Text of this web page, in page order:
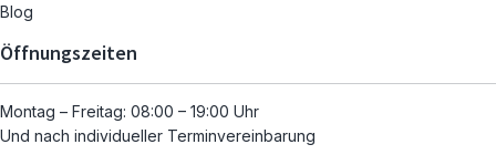
Blog
Öffnungszeiten
Montag – Freitag: 08:00 – 19:00 Uhr
Und nach individueller Terminvereinbarung